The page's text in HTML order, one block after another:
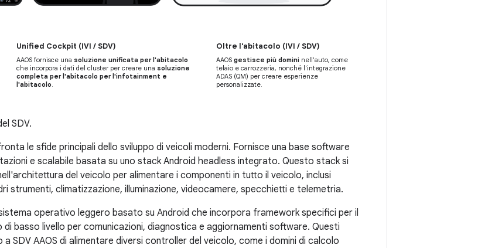
Unified Cockpit (IVI / SDV)
AAOS fornisce una soluzione unificata per l'abitacolo
che incorpora i dati del cluster per creare una soluzione
completa per l'abitacolo per l'infotainment e
l'abitacolo
Oltre l'abitacolo (IVI / SDV)
AAOS gestisce più domini nell'auto, come
telaio e carrozzeria, nonché l'integrazione
ADAS (QM) per creare esperienze
personalizzate.
SDV.
le sfide principali dello sviluppo di veicoli moderni. Fornisce una base software
e scalabile basata su uno stack Android headless integrato. Questo stack si
del veicolo per alimentare i componenti in tutto il veicolo, inclusi
strumenti, climatizzazione, illuminazione, videocamere, specchietti e telemetria.
operativo leggero basato su Android che incorpora framework specifici per il
basso livello per comunicazioni, diagnostica e aggiornamenti software. Questi
SDV AAOS di alimentare diversi controller del veicolo, come i domini di calcolo